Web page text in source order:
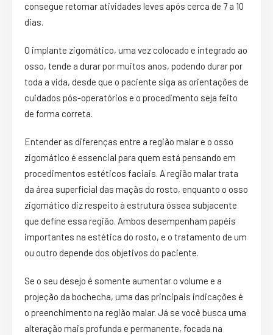
consegue retomar atividades leves após cerca de 7 a 10
dias.
O implante zigomático, uma vez colocado e integrado ao
osso, tende a durar por muitos anos, podendo durar por
toda a vida, desde que o paciente siga as orientações de
cuidados pós-operatórios e o procedimento seja feito
de forma correta.
Entender as diferenças entre a região malar e o osso
zigomático é essencial para quem está pensando em
procedimentos estéticos faciais. A região malar trata
da área superficial das maçãs do rosto, enquanto o osso
zigomático diz respeito à estrutura óssea subjacente
que define essa região. Ambos desempenham papéis
importantes na estética do rosto, e o tratamento de um
ou outro depende dos objetivos do paciente.
Se o seu desejo é somente aumentar o volume e a
projeção da bochecha, uma das principais indicações é
o preenchimento na região malar. Já se você busca uma
alteração mais profunda e permanente, focada na